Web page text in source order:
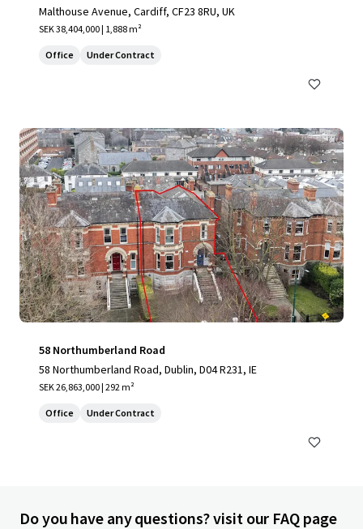
Malthouse Avenue, Cardiff, CF23 8RU, UK
SEK 38,404,000 | 1,888 m²
Office Under Contract
58 Northumberland Road
58 Northumberland Road, Dublin, D04 R231, IE
SEK 26,863,000 | 292 m²
Office Under Contract
Do you have any questions? visit our FAQ page